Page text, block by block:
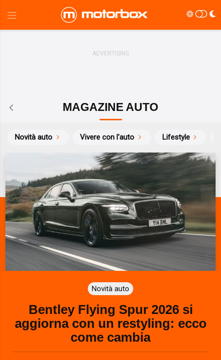
MAGAZINE AUTO
Novità auto Vivere con l'auto Lifestyle
Novità auto
Bentley Flying Spur 2026 si
aggiorna con un restyling: ecco
come cambia